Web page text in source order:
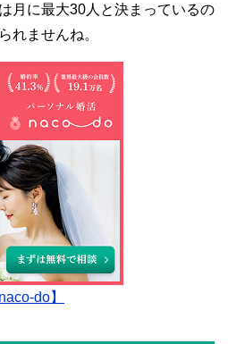
月に最大30人と決まっているの
れませんね。
do】